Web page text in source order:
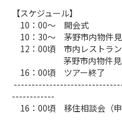
【スケジュール】
10：00～　開会式
10：30～　茅野市内物件見
12：00頃　市内レストラ
茅野市内物件見学（
16：00頃　ツアー終了
------------
16：00頃　移住相談会（申